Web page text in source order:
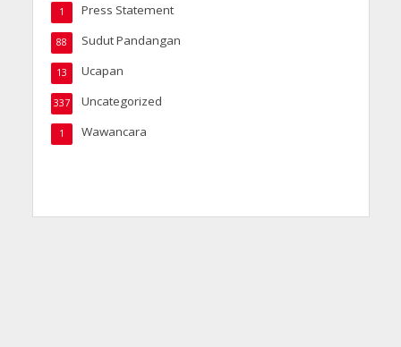
Press Statement
1
Sudut Pandangan
88
Ucapan
13
Uncategorized
337
Wawancara
1